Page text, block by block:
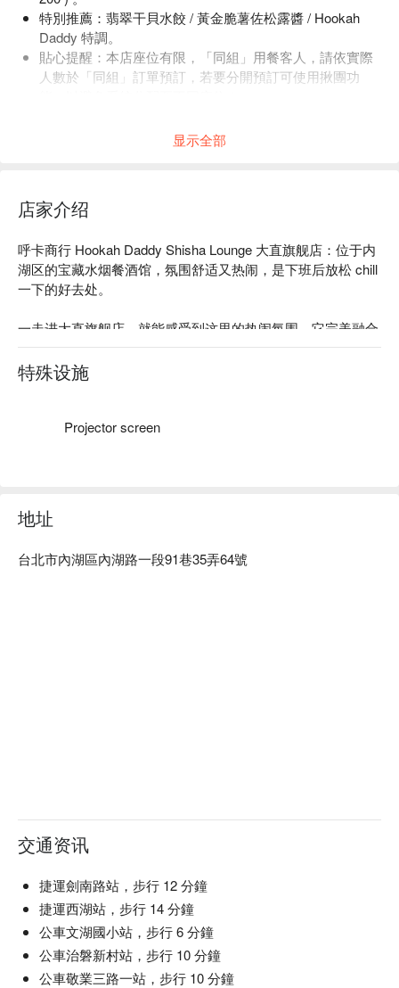
特別推薦：翡翠干貝水餃 / 黃金脆薯佐松露醬 / Hookah
Daddy 特調。
貼心提醒：本店座位有限，「同組」用餐客人，請依實際
人數於「同組」訂單預訂，若要分開預訂可使用揪團功
显示全部
店家介绍
呼卡商行 Hookah Daddy Shisha Lounge 大直旗舰店：位于内
湖区的宝藏水烟餐酒馆，氛围舒适又热闹，是下班后放松 chill
一下的好去处。
一走进大直旗舰店，就能感受到这里的热闹氛围。它完美融合
了放松与活力——既舒适又惬意，无论是和朋友小聚还是独自
放松都超适合。整体氛围轻松又充满社交感，绝对是夜晚外出
的理想选择。
内行人都爱来这里是有原因的：它不只是一家水烟馆！
现烤芝士洋芋 (Freshly Baked Cheesy Potatoes) | 终极疗愈美
食！热腾腾、会拉丝的芝士，谁能不爱？
🥤 招牌饮品
Hookah Daddy Specialty Cocktail | 招牌特调，第一次来一定
要试试看。
Gin Fizz | 永不过时的经典，口感清爽，气泡感十足。
Highball/Soda | 自选你喜欢的基酒，调配一杯清澈爽口的
Highball。
特殊设施
Projector screen
地址
台北市內湖區內湖路一段91巷35弄64號
交通资讯
捷運劍南路站，步行 12 分鐘
捷運西湖站，步行 14 分鐘
公車文湖國小站，步行 6 分鐘
公車治磐新村站，步行 10 分鐘
公車敬業三路一站，步行 10 分鐘